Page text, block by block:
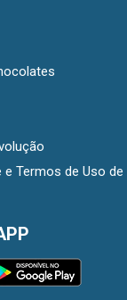
e Termos de Uso de